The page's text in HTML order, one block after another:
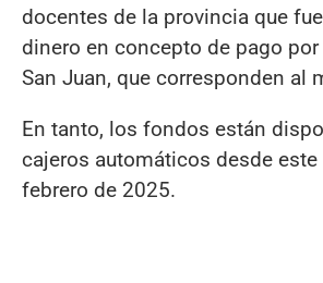
docentes de la provincia que
dinero en concepto de pago
San Juan, que corresponden al
En tanto, los fondos están
cajeros automáticos desde
febrero de 2025.